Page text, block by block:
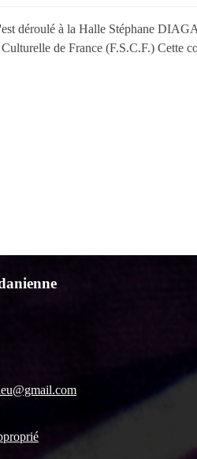
déroulé à la Halle Stéphane
de France (F.S.C.F.) Cette